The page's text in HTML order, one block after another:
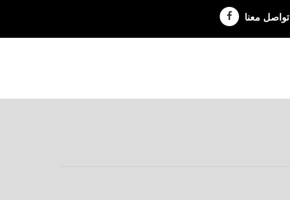
تواصل معنا